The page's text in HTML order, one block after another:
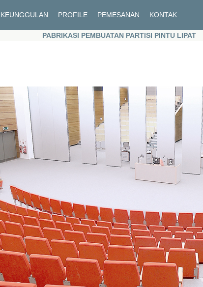
KEUNGGULAN PROFILE PEMESANAN KONTAK
PABRIKASI PEMBUATAN PARTISI PINTU LIPAT